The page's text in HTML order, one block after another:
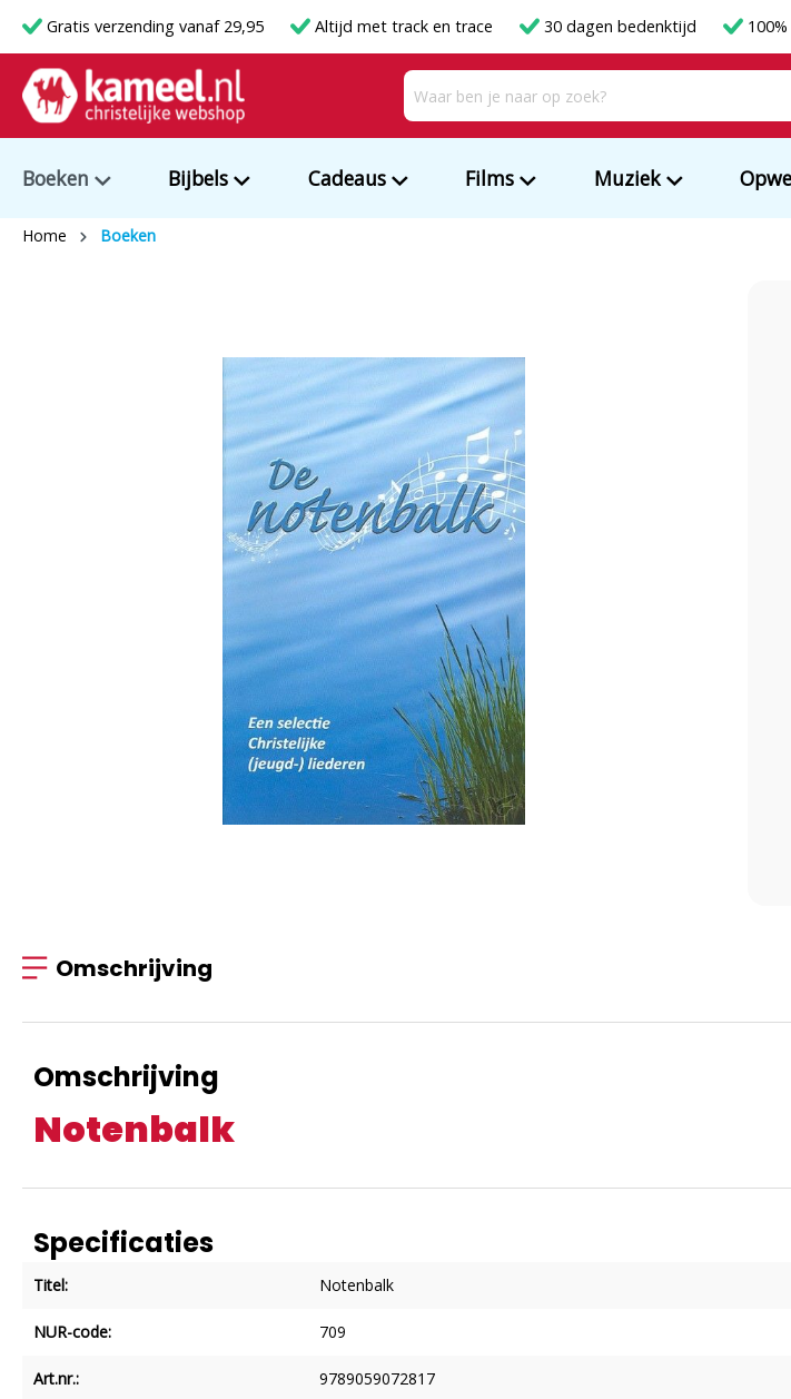
Gratis verzending vanaf 29,95 Altijd met track en trace 30 dagen bedenktijd
Boeken Bijbels Cadeaus Films Muziek
Home Boeken
Omschrijving
Omschrijving
Notenbalk
Specificaties
Titel: Notenbalk
NUR-code: 709
Art.nr.: 9789059072817